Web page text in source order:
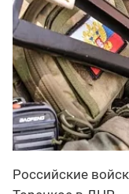
Российские